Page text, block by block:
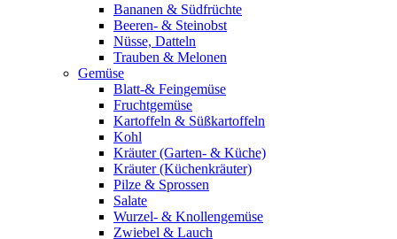
Bananen & Südfrüchte
Beeren- & Steinobst
Nüsse, Datteln
Trauben & Melonen
Gemüse
Blatt-& Feingemüse
Fruchtgemüse
Kartoffeln & Süßkartoffeln
Kohl
Kräuter (Garten- & Küche)
Kräuter (Küchenkräuter)
Pilze & Sprossen
Salate
Wurzel- & Knollengemüse
Zwiebel & Lauch